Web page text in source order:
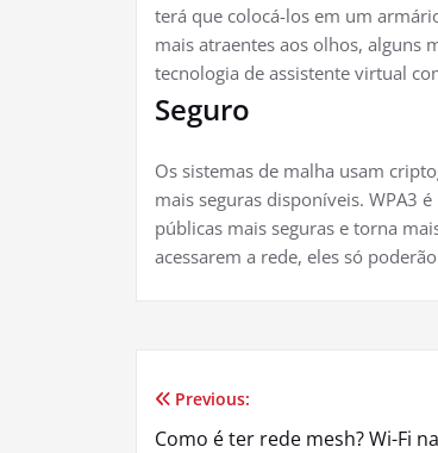
terá que colocá-los em um
mais atraentes aos olhos, alguns
tecnologia de assistente virtual
Seguro
Os sistemas de malha usam
mais seguras disponíveis. WPA3
públicas mais seguras e torna
acessarem a rede, eles só
Navegação
Previous:
Como é ter rede mesh? Wi-Fi